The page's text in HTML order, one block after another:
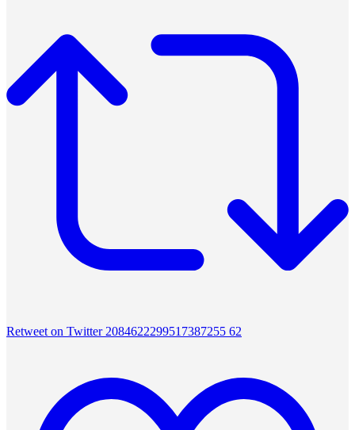
Retweet on Twitter 2084622299517387255 62